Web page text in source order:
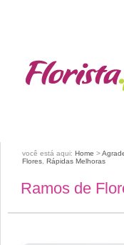
HOME
SERVIÇOS
PAGAMENTOS
você está aqui: Home >
Flores Rápidas Melhoras
Ramos de